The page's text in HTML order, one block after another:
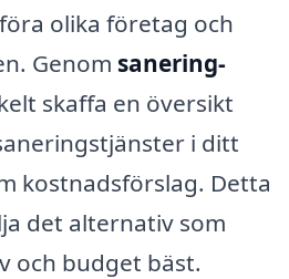
olika företag och
Genom sanering-
skaffa en översikt
i ditt
kostnadsförslag. Detta
det alternativ som
och budget bäst.